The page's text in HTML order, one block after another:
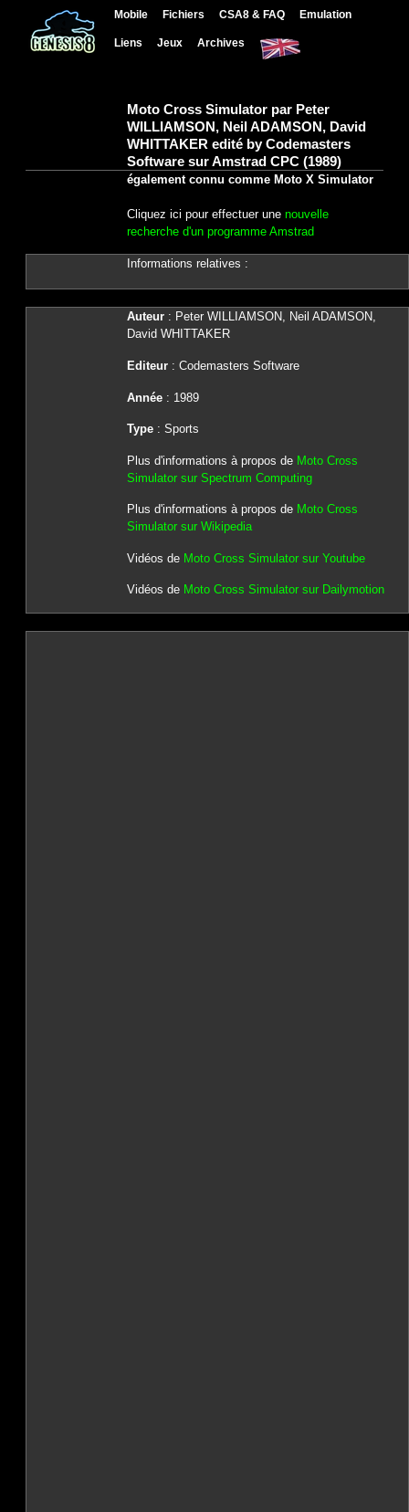
Mobile Fichiers CSA8 & FAQ Emulation
Liens Jeux Archives
Moto Cross Simulator par Peter
WILLIAMSON, Neil ADAMSON, David
WHITTAKER edité by Codemasters
Software sur Amstrad CPC (1989)
également connu comme Moto X Simulator
Cliquez ici pour effectuer une nouvelle
recherche d'un programme Amstrad
Informations relatives :
Auteur: Peter WILLIAMSON, Neil ADAMSON,
David WHITTAKER
Editeur: Codemasters Software
Année: 1989
Type: Sports
Plus d'informations à propos de Moto Cross
Simulator sur Spectrum Computing
Plus d'informations à propos de Moto Cross
Simulator sur Wikipedia
Vidéos de Moto Cross Simulator sur Youtube
Vidéos de Moto Cross Simulator sur Dailymotion